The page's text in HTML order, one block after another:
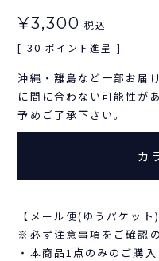
¥3,300 税込
[ 30 ポイント進呈 ]
沖縄・離島など一部お届
に間に合わない可能性が
予めご了承下さい。
カ
【メール便(ゆうパケット
※必ず注意事項をご確認
・本商品1点のみのご購